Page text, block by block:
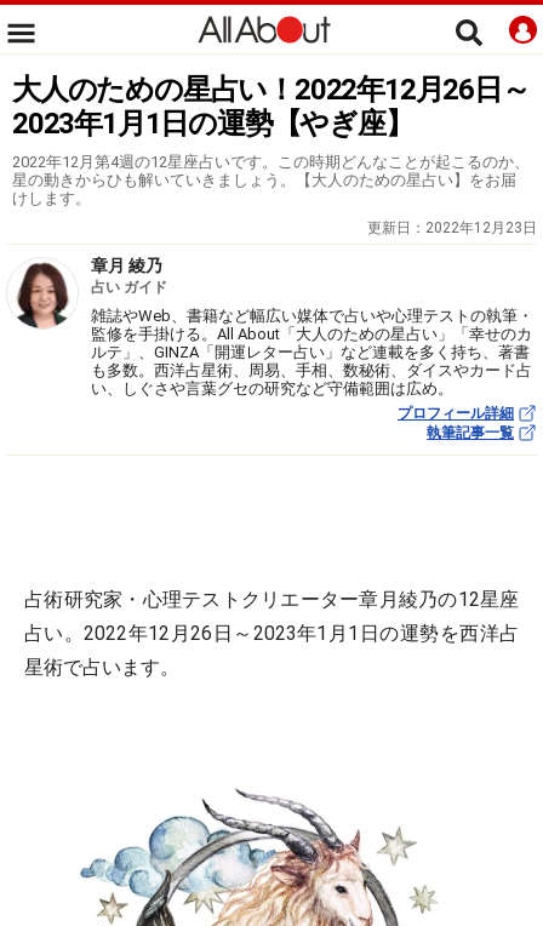
大人のための星占い！2022年12月26日～
2023年1月1日の運勢【やぎ座】
2022年12月第4週の12星座占いです。この時期どんなことが起こるのか、
星の動きからひも解いていきましょう。【大人のための星占い】をお届
けします。
更新日： 2022年12月23日
章月 綾乃
占い ガイド
雑誌やWeb、書籍など幅広い媒体で占いや心理テストの執筆・
監修を手掛ける。All About「大人のための星占い」「幸せのカ
ルテ」、GINZA「開運レター占い」など連載を多く持ち、著書
も多数。西洋占星術、周易、手相、数秘術、ダイスやカード占
い、しぐさや言葉グセの研究など守備範囲は広め。
プロフィール詳細
執筆記事一覧
占術研究家・心理テストクリエーター章月綾乃の12星座
占い。2022年12月26日～2023年1月1日の運勢を西洋占
星術で占います。